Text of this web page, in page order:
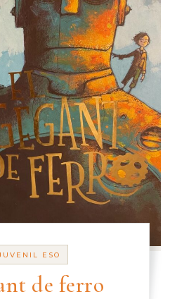
ESO
de ferro